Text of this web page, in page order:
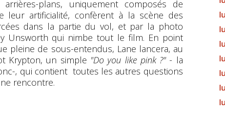
plans, uniquement composés de
leur artificialité, confèrent à la scène des
dans la partie du vol, et par la photo
Unsworth qui nimbe tout le film. En point
pleine de sous-entendus, Lane lancera, au
Krypton, un simple "Do you like pink ?"- la
, qui contient toutes les autres questions
rencontre.